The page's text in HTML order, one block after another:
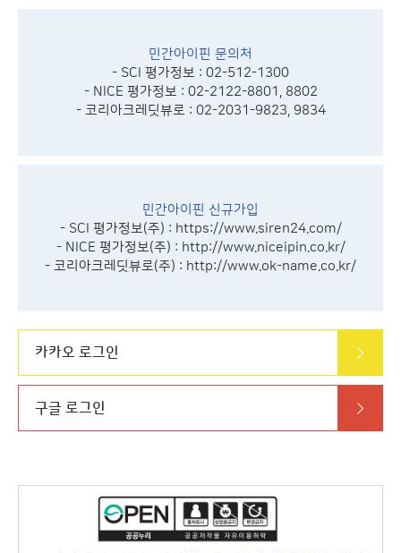
민간아이핀 문의처
- SCI 평가정보 : 02-512-1300
- NICE 평가정보 : 02-2122-8801, 8802
- 코리아크레딧뷰로 : 02-2031-9823, 9834
민간아이핀 신규가입
- SCI 평가정보(주) : https://www.siren24.com/
- NICE 평가정보(주) : http://www.niceipin.co.kr/
- 코리아크레딧뷰로(주) : http://www.ok-name.co.kr/
카카오 로그인
구글 로그인